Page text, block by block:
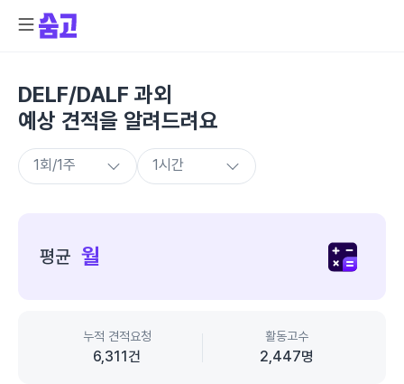
DELF/DALF 과외
예상 견적을 알려드려요
평균 월
누적 견적요청
6,311건
활동고수
2,447명